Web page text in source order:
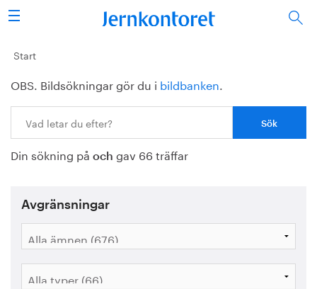
Sök
Stålindustrin
Vision 2050
Forskning/utbildning
Energi/miljö
Vi tycker
Bildbank
Start
OBS. Bildsökningar gör du i bildbanken.
Din sökning på och gav 66 träffar
Avgränsningar